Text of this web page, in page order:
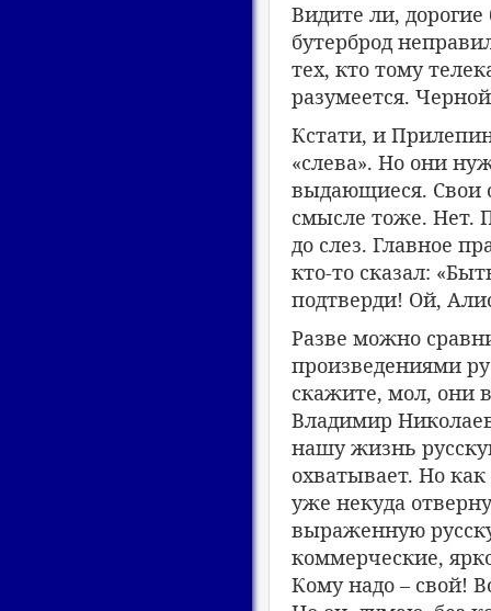
Видите ли,
бутерброд
тех, кто тому
разумеется.
Кстати, и
«слева». Но они
выдающиеся. Свои
смысле тоже. Нет.
до слез. Главное
кто-то сказал:
подтверди! Ой,
Разве можно
произведениями
скажите, мол, они
Владимир
нашу жизнь
охватывает. Но
уже некуда
выраженную
коммерческие,
Кому надо – свой!